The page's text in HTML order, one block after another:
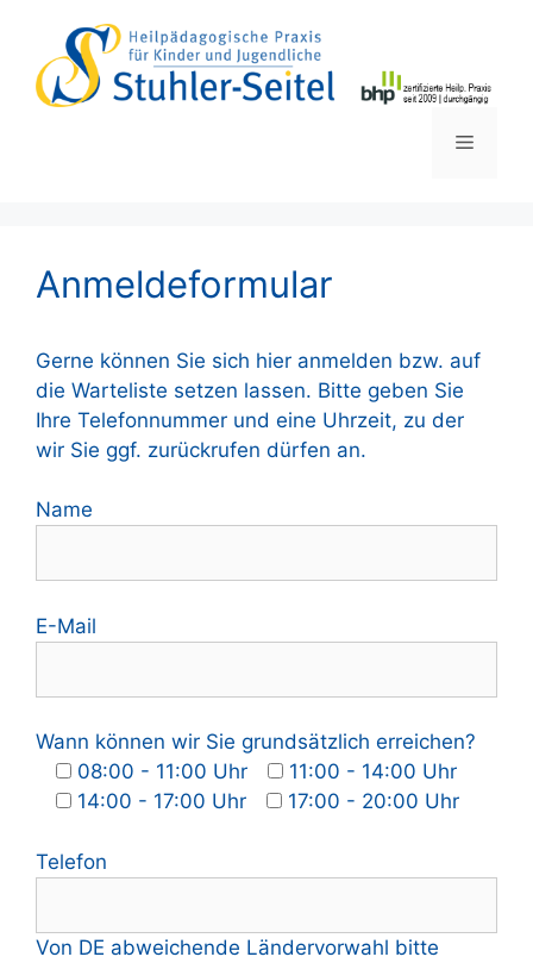
springen
Menü
Anmeldeformular
Gerne können Sie sich hier anmelden bzw. auf
die Warteliste setzen lassen. Bitte geben Sie
Ihre Telefonnummer und eine Uhrzeit, zu der
wir Sie ggf. zurückrufen dürfen an.
Name
E-Mail
Wann können wir Sie grundsätzlich erreichen?
08:00 - 11:00 Uhr
11:00 - 14:00 Uhr
14:00 - 17:00 Uhr
17:00 - 20:00 Uhr
Telefon
Von DE abweichende Ländervorwahl bitte